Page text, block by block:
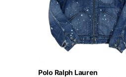
Polo Ralph Lauren